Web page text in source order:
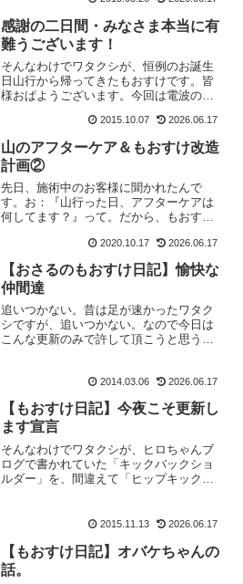
感謝の二日間・みなさま本当に有
難うございます！
そんなわけでワタクシが、恒例のお誕生
日山行から帰ってきたもおすけです。皆
様おぱようございます。今回は電波の入
人・家族・ブログ読者さんから沢山お祝
いメッセージを頂いていたにも関わら
ず、お返事が遅くなってしまっ...
2015.10.07 2026.06.17
山のアフターケア＆もおすけ改造
計画②
先日、施術中のお客様に聞かれたんで
す。お：『山行った日、アフターケアは
何してます？』って。だから、もおすけ
ん。』お：『え、じゃあ普段トレーニン
グとか筋トレとかは？』も：『それね
ぇ、よく友達からも前職のお客様...
2020.10.17 2026.06.17
【おさるのもおすけ日記】愉快な
仲間達
追いつかない。昔は足が速かったワタク
シですが、追いつかない。なので今日は
こんな更新のみで許して頂こうと思うも
で、今の時点で加工した写真だけで160
枚。山行報告はまだ続く...
2014.03.06 2026.06.17
【もおすけ日記】今夜こそ更新し
ます宣言
そんなわけでワタクシが、ヒロちゃんブ
ログで書かれていた「キックバックショ
ルダー」を、間違えて「ヒップキックシ
サーリンクイエね。うちのお店には、登
2015.11.13 2026.06.17
【もおすけ日記】オバケちゃんの
話。